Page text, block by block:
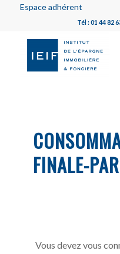
Espace adhérent
Tél : 01 44 82
FINALE-
Vous devez vous